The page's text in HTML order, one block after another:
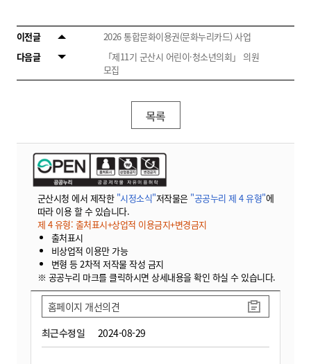
이전글
2026 통합문화이용권(문화누리카드) 사업
다음글
「제11기 군산시 어린이·청소년의회」 의원
모집
목록
군산시청 에서 제작한 "시정소식"저작물은 "공공누리 제 4 유형"에
따라 이용 할 수 있습니다.
제 4 유형: 출처표시+상업적 이용금지+변경금지
출처표시
비상업적 이용만 가능
변형 등 2차적 저작물 작성 금지
※ 공공누리 마크를 클릭하시면 상세내용을 확인 하실 수 있습니다.
최근수정일 2024-08-29
홈페이지 개선의견